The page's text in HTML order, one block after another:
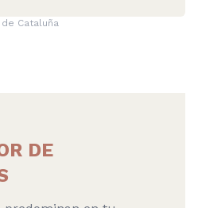
Cataluña
DE